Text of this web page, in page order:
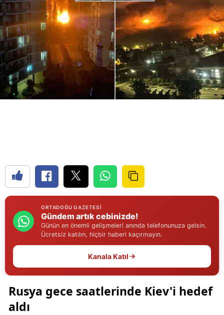
Bursa
Çanakkale
Çankırı
Çorum
Denizli
Erzincan
Erzurum
Gaziantep
Hakkari
ORTADOĞU GAZETESI
Gündem artık cebinizde!
Günün en önemli gelişmeleri anında telefonunuza gelsin.
Ücretsiz katılın, hiçbir haberi kaçırmayın.
Kanala Katıl
Rusya gece saatlerinde Kiev'i hedef
aldı